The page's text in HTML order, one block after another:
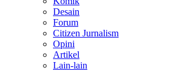
Desain
Forum
Citizen Jurnalism
Opini
Artikel
Lain-lain